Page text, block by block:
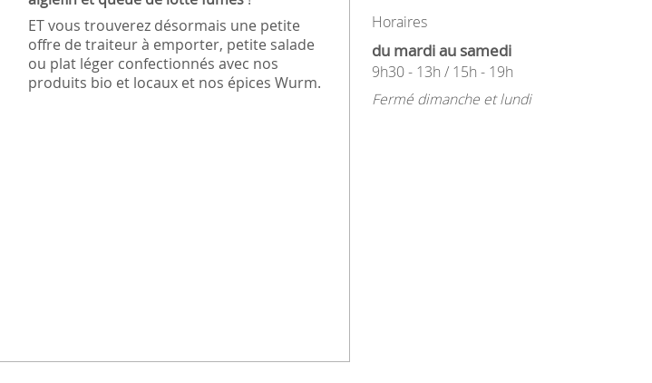
ET vous trouverez désormais une petite
offre de traiteur à emporter, petite salade
ou plat léger confectionnés avec nos
produits bio et locaux et nos épices Wurm.
Horaires
du mardi au samedi
9h30 - 13h / 15h - 19h
Fermé dimanche et lundi